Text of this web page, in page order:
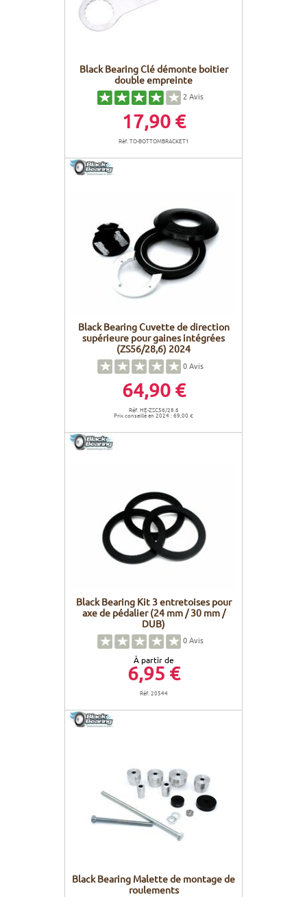
Black Bearing Clé démonte boitier
double empreinte
2 Avis
17,90 €
Réf. TO-BOTTOMBRACKET1
Black Bearing Cuvette de direction
supérieure pour gaines intégrées
(ZS56/28,6) 2024
0Avis
64,90 €
Réf. HE-ZSC56/28.6
Prix conseillé en 2024 : 69,00 €
Black Bearing Kit 3 entretoises pour
axe de pédalier (24 mm / 30 mm /
DUB)
0Avis
À partir de
6,95 €
Réf. 20544
Black Bearing Malette de montage de
roulements